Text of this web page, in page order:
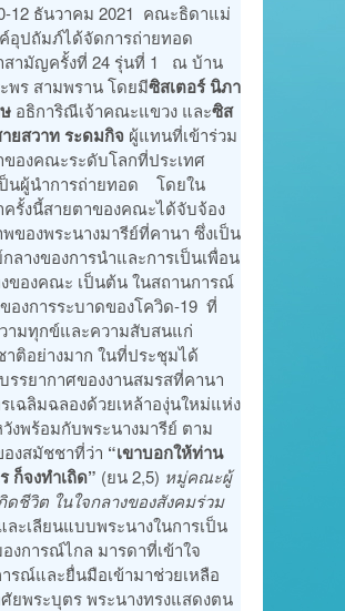
12 ธันวาคม 2021 คณะธิดาแม่
อุปถัมภ์ได้จัดการถ่ายทอด
สามัญครั้งที่ 24 รุ่นที่ 1 ณ บ้าน
พร สามพราน โดยมีซิสเตอร์ นิภา
อธิการิณีเจ้าคณะแขวง และซิส
ายสวาท ระดมกิจ ผู้แทนที่เข้าร่วม
องคณะระดับโลกที่ประเทศ
นผู้นำการถ่ายทอด โดยใน
รั้งนี้สายตาของคณะได้จับจ้อง
ของพระนางมารีย์ที่คานา ซึ่งเป็น
ลางของการนำและการเป็นเพื่อน
ของคณะ เป็นต้น ในสถานการณ์
องการระบาดของโควิด-19 ที่
ามทุกข์และความสับสนแก่
ติอย่างมาก ในที่ประชุมได้
รรยากาศของงานสมรสที่คานา
เฉลิมฉลองด้วยเหล้าองุ่นใหม่แห่ง
งพร้อมกับพระนางมารีย์ ตาม
งสมัชชาที่ว่า “เขาบอกให้ท่าน
ก็จงทำเถิด” (ยน 2,5) หมู่คณะผู้
ดชีวิต ในใจกลางของสังคมร่วม
เลียนแบบพระนางในการเป็น
งการณ์ไกล มารดาที่เข้าใจ
รณ์และยื่นมือเข้ามาช่วยเหลือ
ยพระบุตร พระนางทรงแสดงตน